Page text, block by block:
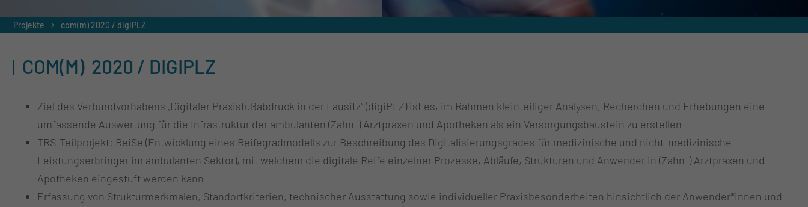
Projekte com(m) 2020 / digiPLZ
COM(M) 2020 / DIGIPLZ
Ziel des Verbundvorhabens „Digitaler Praxisfußabdruck in der Lausitz“ (digiPLZ) ist es, im Rahmen kleinteiliger Analysen, Recherchen und Erhebungen eine
umfassende Auswertung für die Infrastruktur der ambulanten (Zahn-) Arztpraxen und Apotheken als ein Versorgungsbaustein zu erstellen
TRS-Teilprojekt: ReiSe (Entwicklung eines Reifegradmodells zur Beschreibung des Digitalisierungsgrades für medizinische und nicht-medizinische
Leistungserbringer im ambulanten Sektor), mit welchem die digitale Reife einzelner Prozesse, Abläufe, Strukturen und Anwender in (Zahn-) Arztpraxen und
Apotheken eingestuft werden kann
Erfassung von Strukturmerkmalen, Standortkriterien, technischer Ausstattung sowie individueller Praxisbesonderheiten hinsichtlich der Anwender*innen und